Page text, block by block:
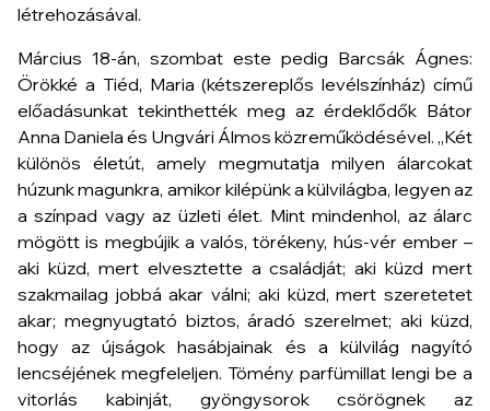
létrehozásával.
Március 18-án, szombat este pedig Barcsák Ágnes:
Örökké a Tiéd, Maria (kétszereplős levélszínház) című
előadásunkat tekinthették meg az érdeklődők Bátor
Anna Daniela és Ungvári Álmos közreműködésével. „Két
különös életút, amely megmutatja milyen álarcokat
húzunk magunkra, amikor kilépünk a külvilágba, legyen az
a színpad vagy az üzleti élet. Mint mindenhol, az álarc
mögött is megbújik a valós, törékeny, hús-vér ember –
aki küzd, mert elvesztette a családját; aki küzd mert
szakmailag jobbá akar válni; aki küzd, mert szeretetet
akar; megnyugtató biztos, áradó szerelmet; aki küzd,
hogy az újságok hasábjainak és a külvilág nagyító
lencséjének megfeleljen. Tömény parfümillat lengi be a
vitorlás kabinját, gyöngysorok csörögnek az